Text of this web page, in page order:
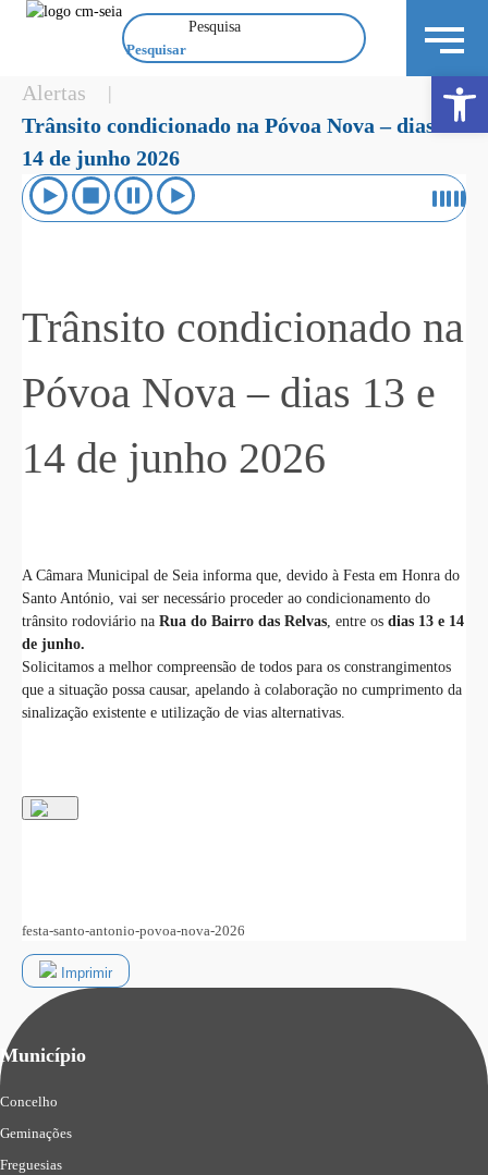
Pesquisa
Alertas |
Trânsito condicionado na Póvoa Nova – dias 13 e
14 de junho 2026
Trânsito condicionado na
Póvoa Nova – dias 13 e
14 de junho 2026
A Câmara Municipal de Seia informa que, devido à Festa em Honra do
Santo António, vai ser necessário proceder ao condicionamento do
trânsito rodoviário na Rua do Bairro das Relvas , entre os dias 13 e 14
de junho.
Solicitamos a melhor compreensão de todos para os constrangimentos
que a situação possa causar, apelando à colaboração no cumprimento da
sinalização existente e utilização de vias alternativas.
festa-santo-antonio-povoa-nova-2026
Imprimir
Município
Concelho
Geminações
Freguesias